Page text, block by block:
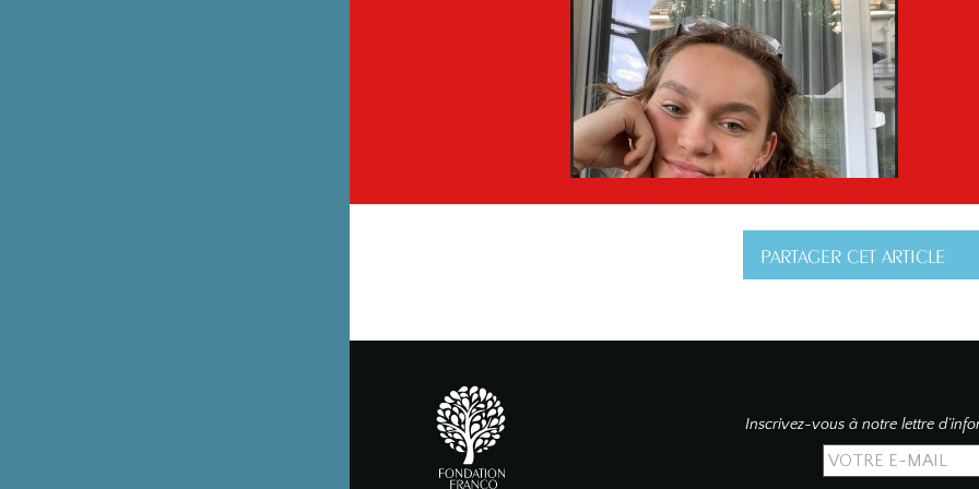
PARTAGER CET ARTICLE
Inscrivez-vous à notre lettre